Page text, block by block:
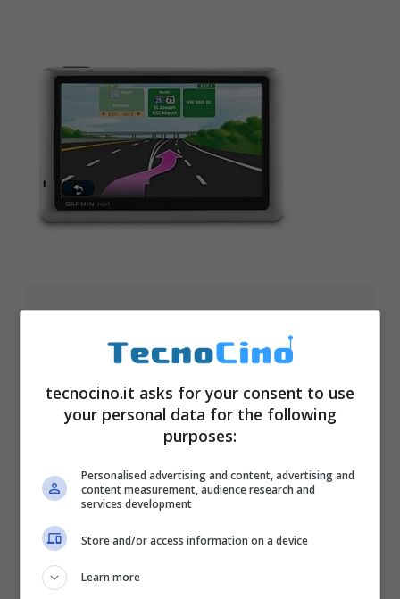
Ottobre 19, 2009
tecnocino.it asks for your consent to use
your personal data for the following
purposes:
Personalised advertising and content, advertising and
content measurement, audience research and
services development
Store and/or access information on a device
Learn more